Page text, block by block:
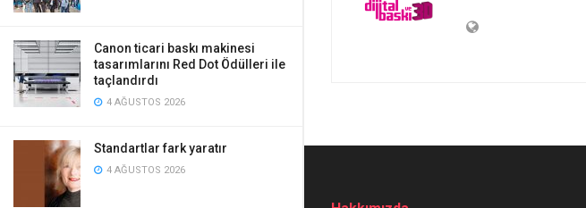
Canon ticari baskı makinesi
tasarımlarını Red Dot Ödülleri ile
taçlandırdı
4 AĞUSTOS 2026
Standartlar fark yaratır
4 AĞUSTOS 2026